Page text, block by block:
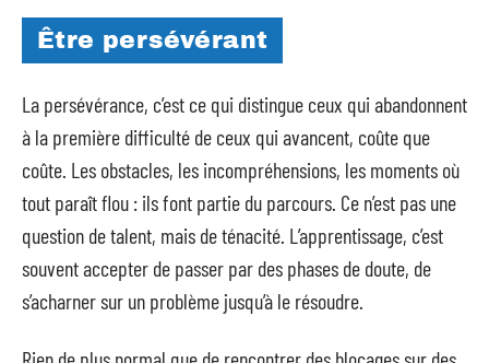
Être persévérant
La persévérance, c’est ce qui distingue ceux qui abandonnent
à la première difficulté de ceux qui avancent, coûte que
coûte. Les obstacles, les incompréhensions, les moments où
tout paraît flou : ils font partie du parcours. Ce n’est pas une
question de talent, mais de ténacité. L’apprentissage, c’est
souvent accepter de passer par des phases de doute, de
s’acharner sur un problème jusqu’à le résoudre.